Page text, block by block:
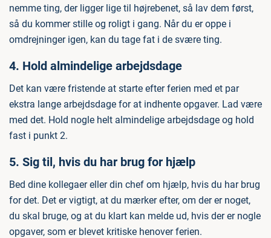
nemme ting, der ligger lige til højrebenet, så lav dem først,
så du kommer stille og roligt i gang. Når du er oppe i
omdrejninger igen, kan du tage fat i de svære ting.
4. Hold almindelige arbejdsdage
Det kan være fristende at starte efter ferien med et par
ekstra lange arbejdsdage for at indhente opgaver. Lad være
med det. Hold nogle helt almindelige arbejdsdage og hold
fast i punkt 2.
5. Sig til, hvis du har brug for hjælp
Bed dine kollegaer eller din chef om hjælp, hvis du har brug
for det. Det er vigtigt, at du mærker efter, om der er noget,
du skal bruge, og at du klart kan melde ud, hvis der er nogle
opgaver, som er blevet kritiske henover ferien.